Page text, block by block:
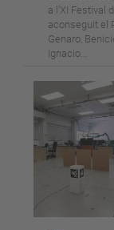
a l'XI Festival
aconseguit el
Genaro,
Ignacio...